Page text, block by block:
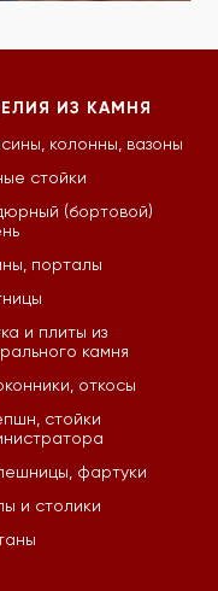
ИЗ КАМНЯ
колонны, вазоны
стойки
(бортовой)
порталы
и плиты из
камня
откосы
стойки
фартуки
и столики